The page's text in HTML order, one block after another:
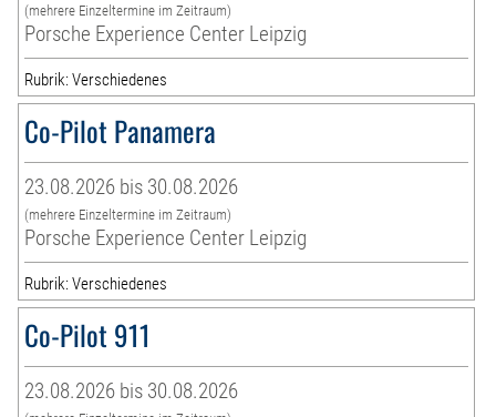
(mehrere Einzeltermine im Zeitraum)
Porsche Experience Center Leipzig
Rubrik: Verschiedenes
Co-Pilot Panamera
23.08.2026 bis 30.08.2026
(mehrere Einzeltermine im Zeitraum)
Porsche Experience Center Leipzig
Rubrik: Verschiedenes
Co-Pilot 911
23.08.2026 bis 30.08.2026